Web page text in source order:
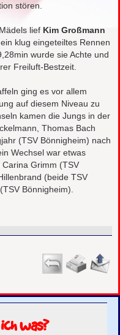
stören.
lief Kim Großmann
klug eingeteiltes Rennen
wurde sie Achte und
Freiluft-Bestzeit.
ging es vor allem
auf diesem Niveau zu
kamen die Jungs in der
Thomas Bach
(TSV Bönnigheim) nach
Wechsel war etwas
Grimm (TSV
(beide TSV
Bönnigheim).
was?